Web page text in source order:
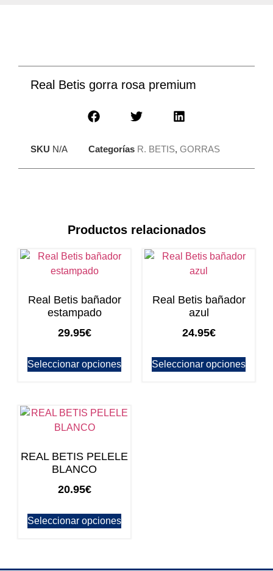
Real Betis gorra rosa premium
SKU N/A Categorías R. BETIS, GORRAS
Productos relacionados
Real Betis bañador
estampado
29.95€
Seleccionar opciones
Real Betis bañador
azul
24.95€
Seleccionar opciones
REAL BETIS PELELE
BLANCO
20.95€
Seleccionar opciones